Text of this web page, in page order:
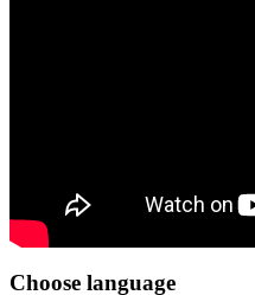
Choose language